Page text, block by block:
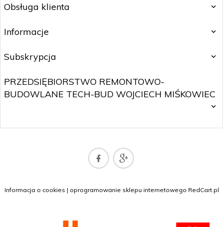
Obsługa klienta
Informacje
Subskrypcja
PRZEDSIĘBIORSTWO REMONTOWO-
BUDOWLANE TECH-BUD WOJCIECH MIŚKOWIEC
Informacja o cookies | oprogramowanie sklepu internetowego RedCart.pl